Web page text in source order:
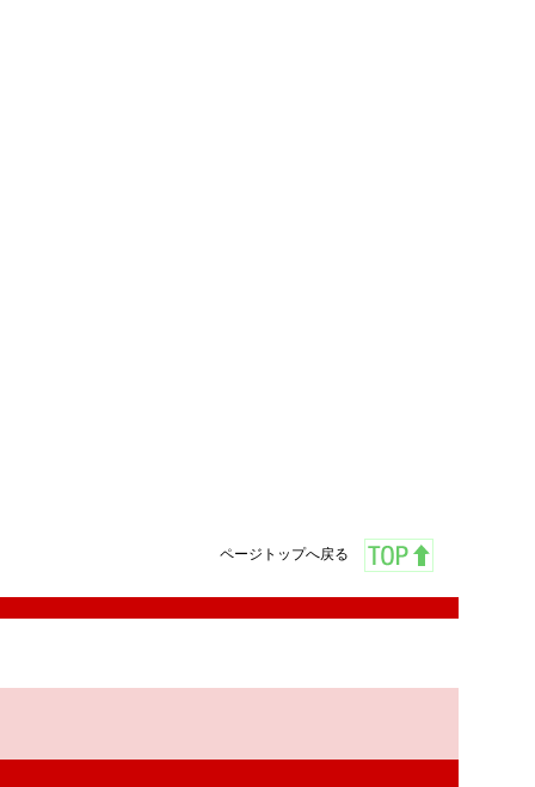
ページトップへ戻る